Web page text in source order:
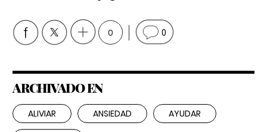
0 0
ARCHIVADO EN
ALIVIAR ANSIEDAD AYUDAR